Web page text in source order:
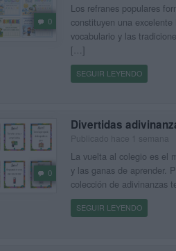
0
Los refranes populares
constituyen una
vocabulario y las
[…]
SEGUIR LEYENDO
0
Divertidas
La vuelta al colegio es el
y las ganas de aprender.
colección de adivinanzas
SEGUIR LEYENDO